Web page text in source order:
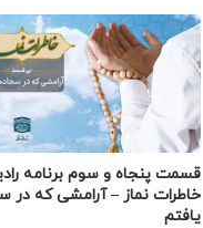
قسمت پنجاه و سوم برنامه
خاطرات نماز – آرامشی که در
یافتم